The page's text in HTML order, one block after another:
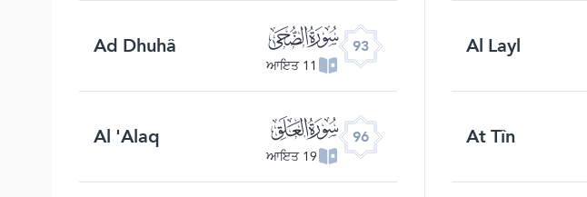
Al Layl
93 ﰊ
11 ਆਇਤ
Ad Dhuhâ
At Tîn
96 ﰍ
19 ਆਇਤ
Al 'Alaq